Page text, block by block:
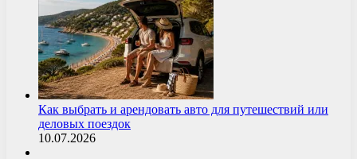
Как выбрать и арендовать авто для путешествий или
деловых поездок
10.07.2026